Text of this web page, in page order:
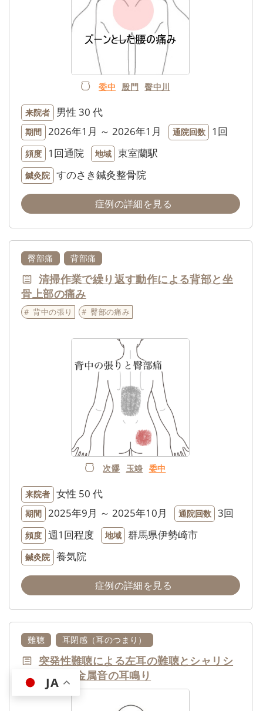
委中 殷門 臀中川
来院者 男性 30 代
期間 2026年1月 ～ 2026年1月 通院回数 1回
頻度 1回通院 地域 東室蘭駅
鍼灸院 すのさき鍼灸整骨院
症例の詳細を見る
臀部痛 背部痛
清掃作業で繰り返す動作による背部と坐
骨上部の痛み
背中の張り 臀部の痛み
次髎 玉竧 委中
来院者 女性 50 代
期間 2025年9月 ～ 2025年10月 通院回数 3回
頻度 週1回程度 地域 群馬県伊勢崎市
鍼灸院 養気院
症例の詳細を見る
難聴 耳閉感（耳のつまり）
突発性難聴による左耳の難聴とシャリシ
ャリという金属音の耳鳴り
JA